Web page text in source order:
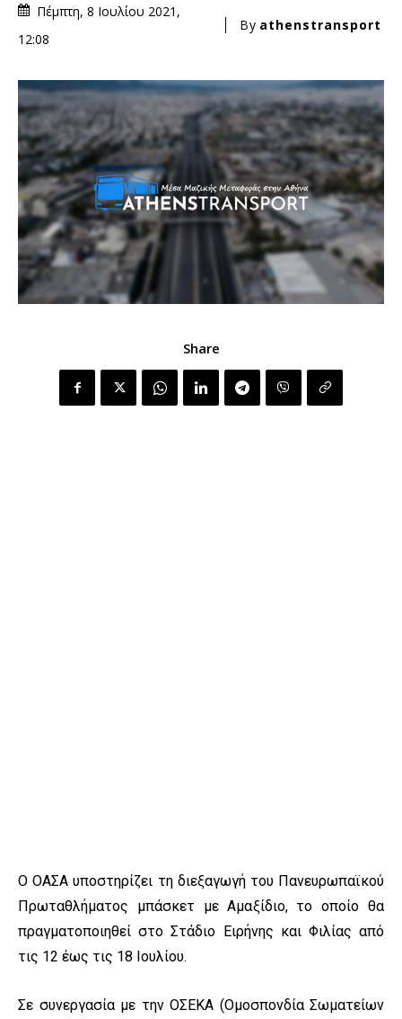
Πέμπτη, 8 Ιουλίου 2021,
12:08
By athenstransport
Share
Ο ΟΑΣΑ υποστηρίζει τη διεξαγωγή του Πανευρωπαϊκού
Πρωταθλήματος μπάσκετ με Αμαξίδιο, το οποίο θα
πραγματοποιηθεί στο Στάδιο Ειρήνης και Φιλίας από
τις 12 έως τις 18 Ιουλίου.
Σε συνεργασία με την ΟΣΕΚΑ (Ομοσπονδία Σωματείων